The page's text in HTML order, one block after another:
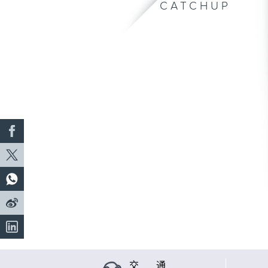
CATCHUP